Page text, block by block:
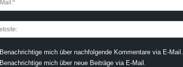
Benachrichtige mich über nachfolgende Kommentare via E-Mail.
Benachrichtige mich über neue Beiträge via E-Mail.